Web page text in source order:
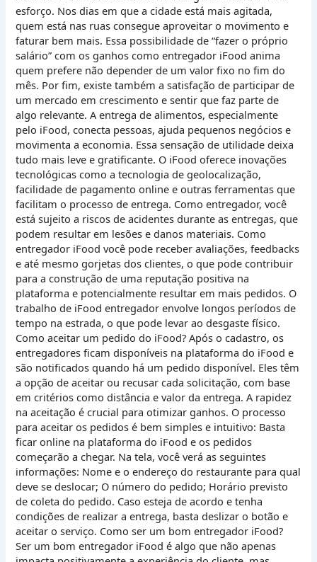
esforço. Nos dias em que a cidade está mais agitada,
quem está nas ruas consegue aproveitar o movimento e
faturar bem mais. Essa possibilidade de “fazer o próprio
salário” com os ganhos como entregador iFood anima
quem prefere não depender de um valor fixo no fim do
mês. Por fim, existe também a satisfação de participar de
um mercado em crescimento e sentir que faz parte de
algo relevante. A entrega de alimentos, especialmente
pelo iFood, conecta pessoas, ajuda pequenos negócios e
movimenta a economia. Essa sensação de utilidade deixa
tudo mais leve e gratificante. O iFood oferece inovações
tecnológicas como a tecnologia de geolocalização,
facilidade de pagamento online e outras ferramentas que
facilitam o processo de entrega. Como entregador, você
está sujeito a riscos de acidentes durante as entregas, que
podem resultar em lesões e danos materiais. Como
entregador iFood você pode receber avaliações, feedbacks
e até mesmo gorjetas dos clientes, o que pode contribuir
para a construção de uma reputação positiva na
plataforma e potencialmente resultar em mais pedidos. O
trabalho de iFood entregador envolve longos períodos de
tempo na estrada, o que pode levar ao desgaste físico.
Como aceitar um pedido do iFood? Após o cadastro, os
entregadores ficam disponíveis na plataforma do iFood e
são notificados quando há um pedido disponível. Eles têm
a opção de aceitar ou recusar cada solicitação, com base
em critérios como distância e valor da entrega. A rapidez
na aceitação é crucial para otimizar ganhos. O processo
para aceitar os pedidos é bem simples e intuitivo: Basta
ficar online na plataforma do iFood e os pedidos
começarão a chegar. Na tela, você verá as seguintes
informações: Nome e o endereço do restaurante para qual
deve se deslocar; O número do pedido; Horário previsto
de coleta do pedido. Caso esteja de acordo e tenha
condições de realizar a entrega, basta deslizar o botão e
aceitar o serviço. Como ser um bom entregador iFood?
Ser um bom entregador iFood é algo que não apenas